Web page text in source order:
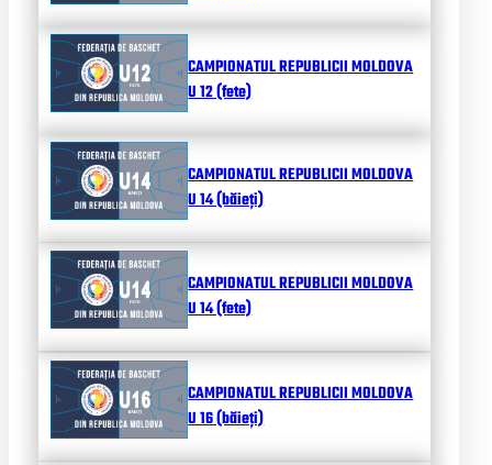
CAMPIONATUL REPUBLICII MOLDOVA
U 12 (fete)
CAMPIONATUL REPUBLICII MOLDOVA
U 14 (băieți)
CAMPIONATUL REPUBLICII MOLDOVA
U 14 (fete)
CAMPIONATUL REPUBLICII MOLDOVA
U 16 (băieți)